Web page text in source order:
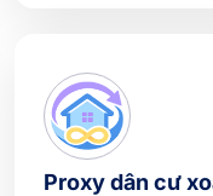
Proxy dân cư